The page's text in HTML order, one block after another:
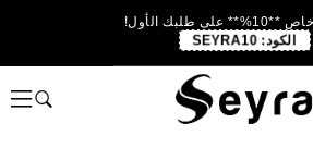
طلبك الأول!
الكود: SEYRA10